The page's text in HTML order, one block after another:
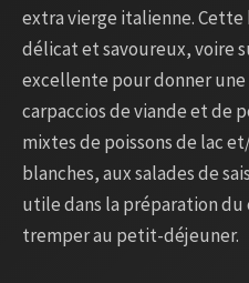
extra vierge italienne.
délicat et savoureux, voire
excellente pour donner
carpaccios de viande et de
mixtes de poissons de lac
blanches, aux salades de
utile dans la préparation
tremper au petit-déjeuner.